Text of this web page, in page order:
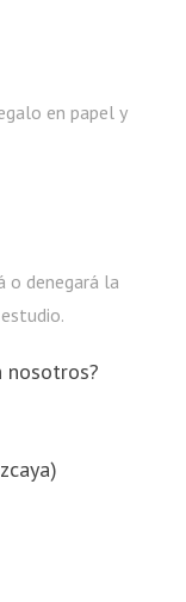
en papel y
o denegará la
nosotros?